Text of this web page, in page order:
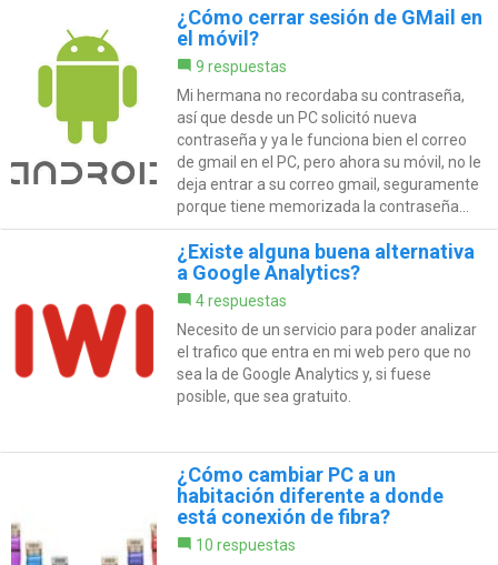
¿Cómo cerrar sesión de GMail en
el móvil?
9 respuestas
Mi hermana no recordaba su contraseña,
así que desde un PC solicitó nueva
contraseña y ya le funciona bien el correo
de gmail en el PC, pero ahora su móvil, no le
deja entrar a su correo gmail, seguramente
porque tiene memorizada la contraseña...
¿Existe alguna buena alternativa
a Google Analytics?
4 respuestas
Necesito de un servicio para poder analizar
el trafico que entra en mi web pero que no
sea la de Google Analytics y, si fuese
posible, que sea gratuito.
¿Cómo cambiar PC a un
habitación diferente a donde
está conexión de fibra?
10 respuestas